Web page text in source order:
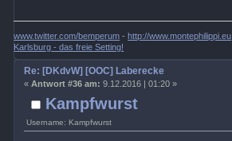
www.twitter.com/bemperum -http://www.montephilippi.eu
Karlsburg - das freie Setting!
Kampfwurst
Username: Kampfwurst
Re: [DKdvW] [OOC] Laberecke
« Antwort #36 am: 9.12.2016 | 01:20 »